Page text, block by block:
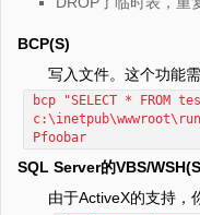
BCP(S)
写入文件。这个功能
bcp "SELECT * FROM
Pfoobar
SQL Server的VBS/
由于ActiveX的支持，